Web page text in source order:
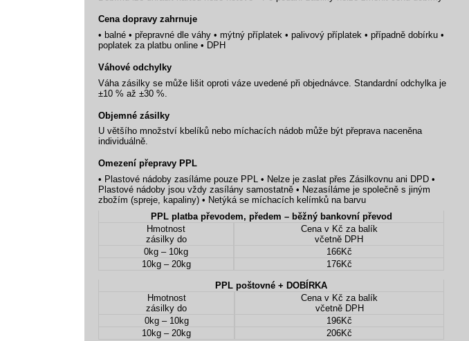
Cena dopravy zahrnuje
• balné • přepravné dle váhy • mýtný příplatek • palivový příplatek • případně dobírku •
poplatek za platbu online • DPH
Váhové odchylky
Váha zásilky se může lišit oproti váze uvedené při objednávce. Standardní odchylka je
±10 % až ±30 %.
Objemné zásilky
U většího množství kbelíků nebo míchacích nádob může být přeprava naceněna
individuálně.
Omezení přepravy PPL
• Plastové nádoby zasíláme pouze PPL • Nelze je zaslat přes Zásilkovnu ani DPD •
Plastové nádoby jsou vždy zasílány samostatně • Nezasíláme je společně s jiným
zbožím (spreje, kapaliny) • Netýká se míchacích kelímků na barvu
PPL platba převodem, předem – běžný bankovní převod
Hmotnost
zásilky do
Cena v Kč za balík
včetně DPH
0kg – 10kg
166Kč
10kg – 20kg
176Kč
PPL poštovné + DOBÍRKA
Hmotnost
zásilky do
Cena v Kč za balík
včetně DPH
0kg – 10kg
196Kč
10kg – 20kg
206Kč